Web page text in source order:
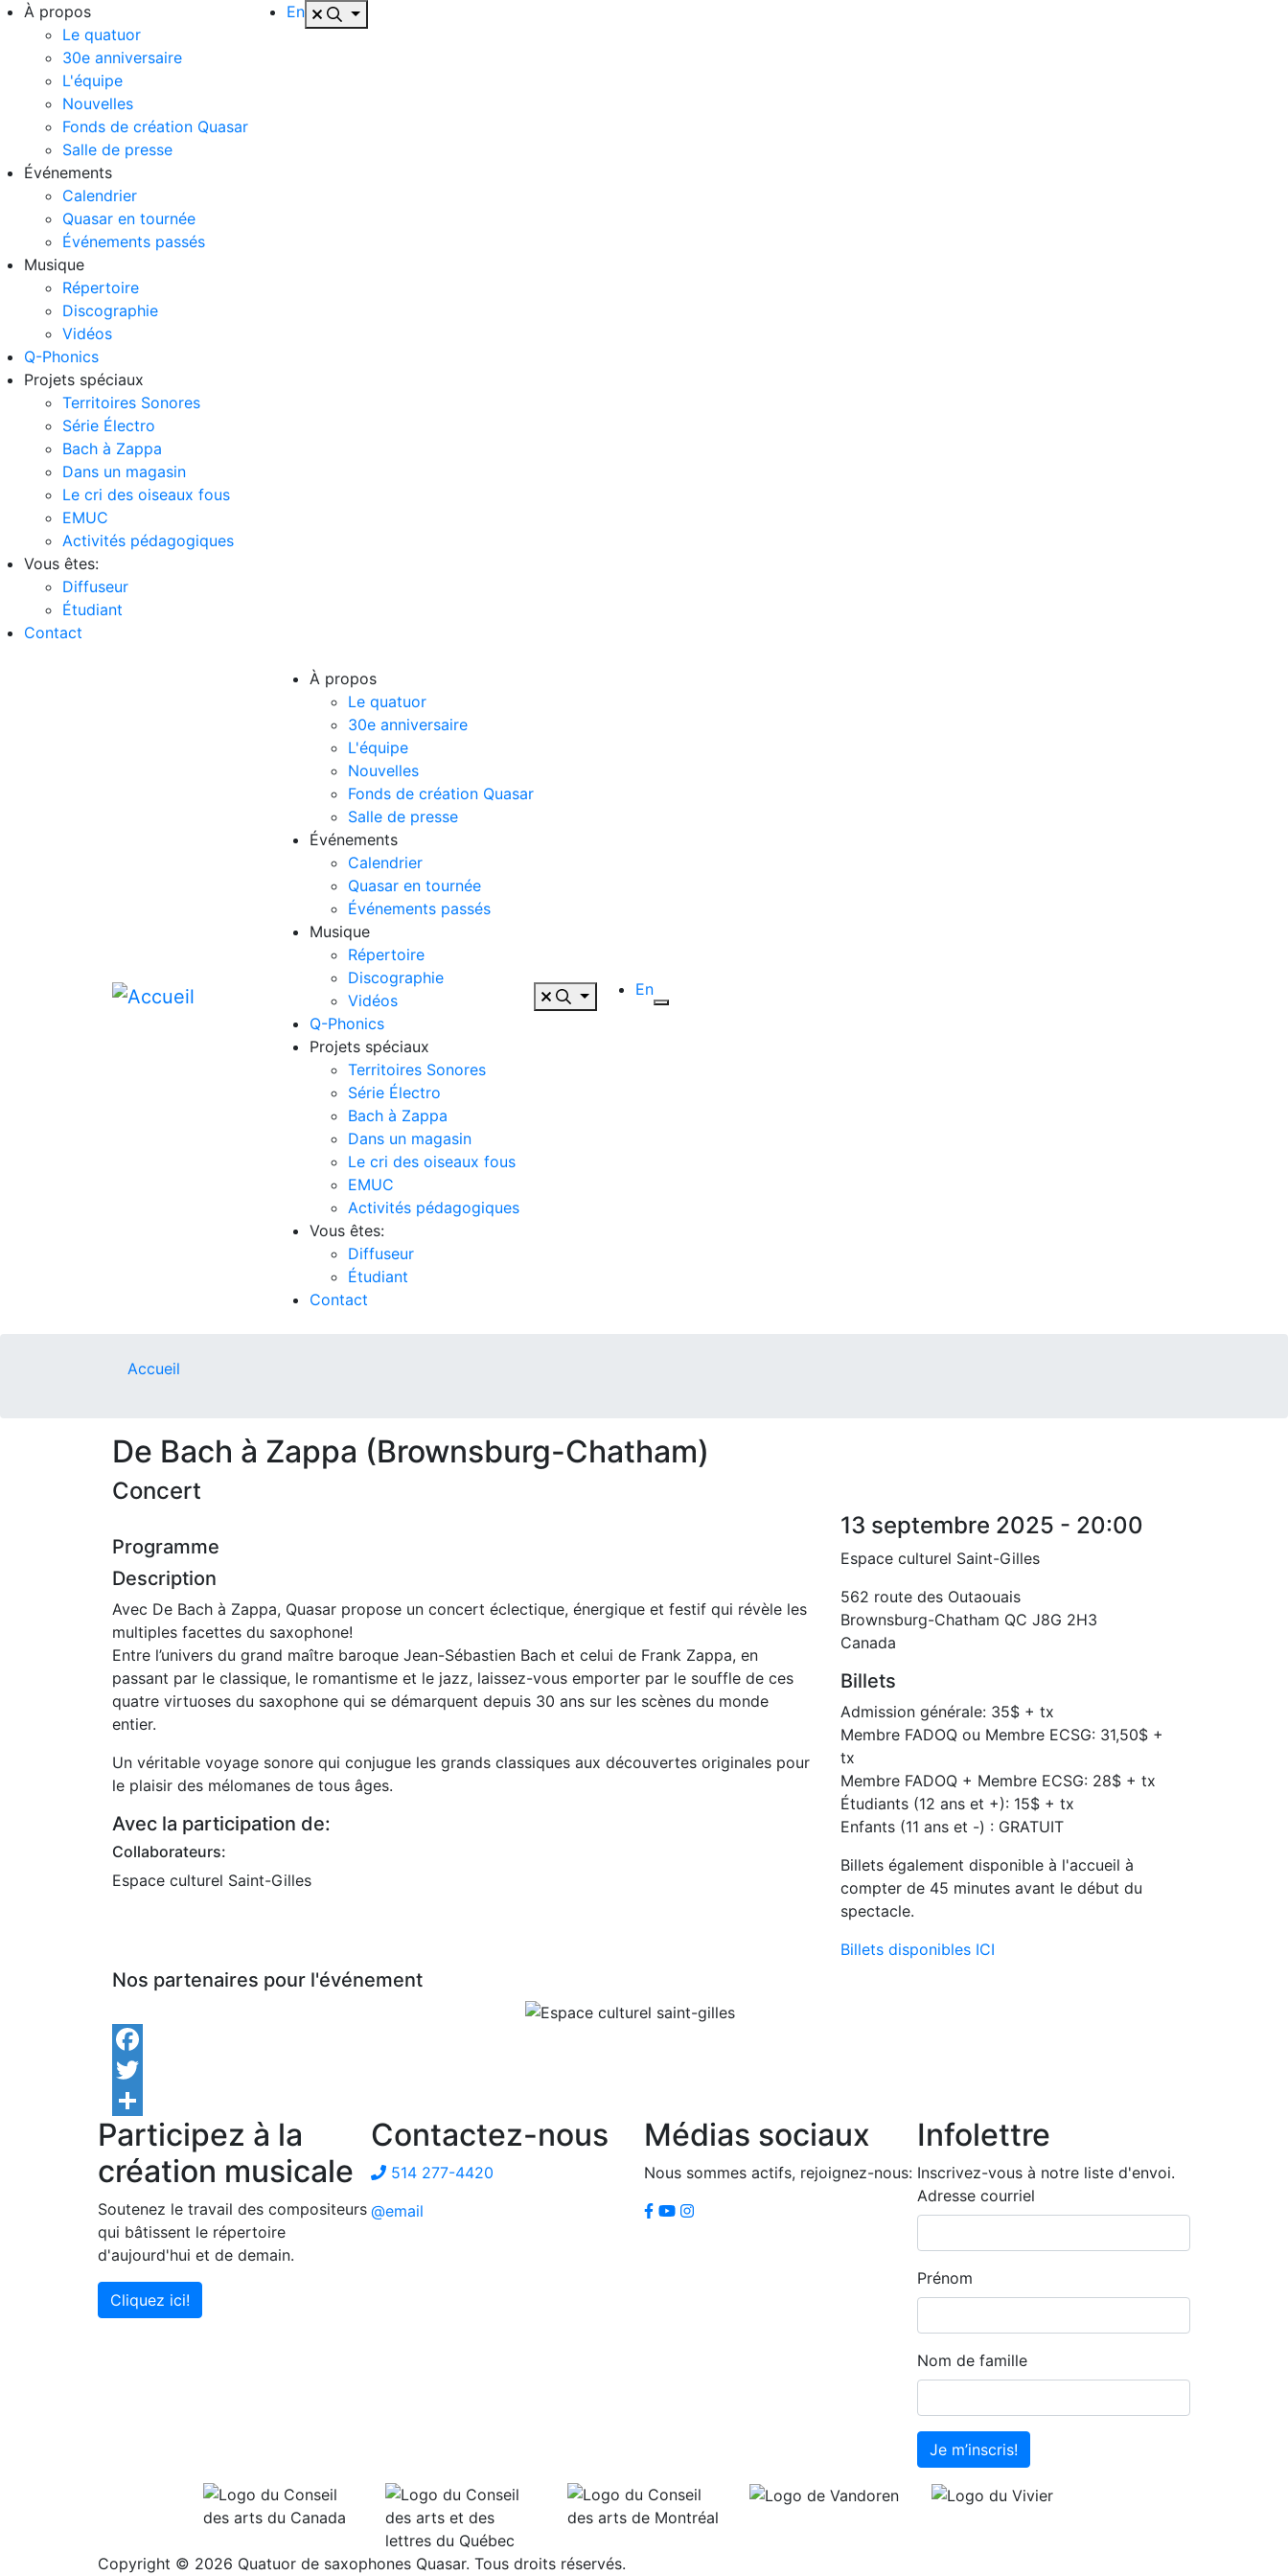
À propos
Le quatuor
30e anniversaire
L'équipe
Nouvelles
Fonds de création Quasar
Salle de presse
Événements
Calendrier
Quasar en tournée
Événements passés
Musique
Répertoire
Discographie
Vidéos
Q-Phonics
Projets spéciaux
Territoires Sonores
Série Électro
Bach à Zappa
Dans un magasin
Le cri des oiseaux fous
EMUC
Activités pédagogiques
Vous êtes:
Diffuseur
Étudiant
Contact
En
À propos
Le quatuor
30e anniversaire
L'équipe
Nouvelles
Fonds de création Quasar
Salle de presse
Événements
Calendrier
Quasar en tournée
Événements passés
Musique
Répertoire
Discographie
Vidéos
Q-Phonics
Projets spéciaux
Territoires Sonores
Série Électro
Bach à Zappa
Dans un magasin
Le cri des oiseaux fous
EMUC
Activités pédagogiques
Vous êtes:
Diffuseur
Étudiant
Contact
En
Accueil
De Bach à Zappa (Brownsburg-Chatham)
Concert
Programme
Description
Avec De Bach à Zappa, Quasar propose un concert éclectique, énergique et festif qui révèle les
multiples facettes du saxophone!
Entre l’univers du grand maître baroque Jean-Sébastien Bach et celui de Frank Zappa, en
passant par le classique, le romantisme et le jazz, laissez-vous emporter par le souffle de ces
quatre virtuoses du saxophone qui se démarquent depuis 30 ans sur les scènes du monde
entier.
Un véritable voyage sonore qui conjugue les grands classiques aux découvertes originales pour
le plaisir des mélomanes de tous âges.
Avec la participation de:
Collaborateurs:
Espace culturel Saint-Gilles
13 septembre 2025 - 20:00
Espace culturel Saint-Gilles
562 route des Outaouais
Brownsburg-Chatham QC J8G 2H3
Canada
Billets
Admission générale: 35$ + tx
Membre FADOQ ou Membre ECSG: 31,50$ +
tx
Membre FADOQ + Membre ECSG: 28$ + tx
Étudiants (12 ans et +): 15$ + tx
Enfants (11 ans et -) : GRATUIT
Billets également disponible à l'accueil à
compter de 45 minutes avant le début du
spectacle.
Billets disponibles ICI
Nos partenaires pour l'événement
Facebook
Twitter
Share
Participez à la
création musicale
Soutenez le travail des compositeurs
qui bâtissent le répertoire
d'aujourd'hui et de demain.
Cliquez ici!
Contactez-nous
514 277-4420
@email
Médias sociaux
Nous sommes actifs, rejoignez-nous:
Infolettre
Inscrivez-vous à notre liste d'envoi.
Adresse courriel
Prénom
Nom de famille
Je m’inscris!
Copyright © 2026 Quatuor de saxophones Quasar. Tous droits réservés.